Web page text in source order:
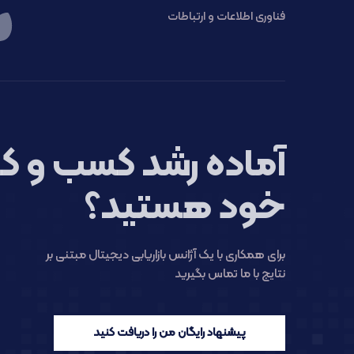
فناوری اطلاعات و ارتباطات
آماده رشد کسب و
خود هستید؟
برای همکاری با یک آژانس بازاریابی دیجیتال مبتنی بر
نتایج با ما تماس بگیرید
پیشنهاد رایگان من را دریافت کنید